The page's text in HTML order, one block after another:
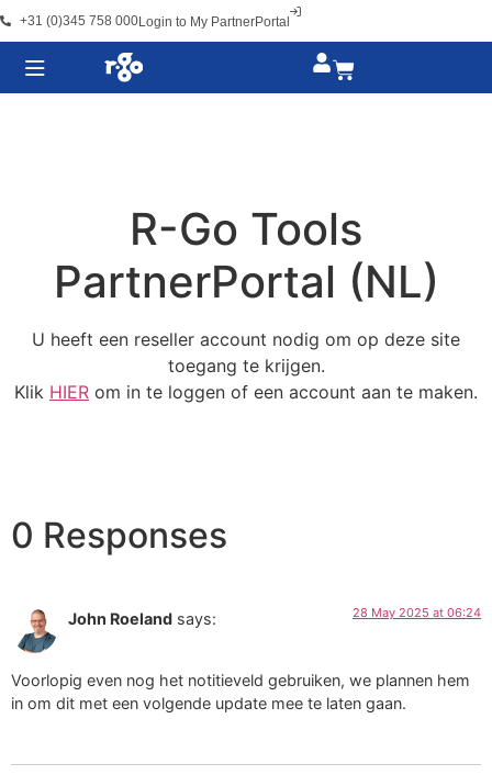
+31 (0)345 758 000Login to My PartnerPortal
R-Go Tools
PartnerPortal (NL)
U heeft een reseller account nodig om op deze site
toegang te krijgen.
Klik HIER om in te loggen of een account aan te maken.
0 Responses
John Roeland says: 28 May 2025 at 06:24
Voorlopig even nog het notitieveld gebruiken, we plannen hem
in om dit met een volgende update mee te laten gaan.